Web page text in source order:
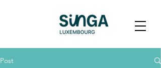
Post